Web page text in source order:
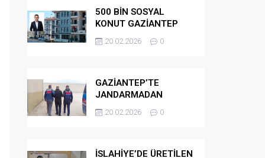
500 BİN SOSYAL
KONUT GAZİANTEP
HAK SAHİPLİĞİ
BELİRLEME KURASI-
20.02.2026 0
GAZİANTEP’TE
JANDARMADAN
GÖÇMEN
KAÇAKÇILARINA
20.02.2026 0
İSLAHİYE’DE ÜRETİLEN